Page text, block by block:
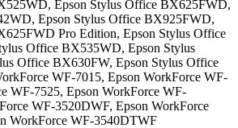
Epson Stylus Office BX625FWD,
Epson Stylus Office BX925FWD,
Pro Edition, Epson Stylus Office
Office BX535WD, Epson Stylus
Office BX630FW, Epson Stylus Office
WF-7015, Epson WorkForce WF-
WF-7525, Epson WorkForce WF-
WF-3520DWF, Epson WorkForce
WorkForce WF-3540DTWF